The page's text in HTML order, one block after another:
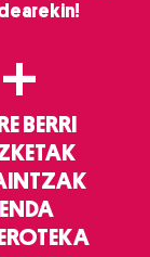
+
BERRI